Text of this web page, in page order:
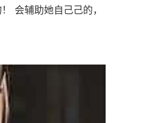
会辅助她自己己的，